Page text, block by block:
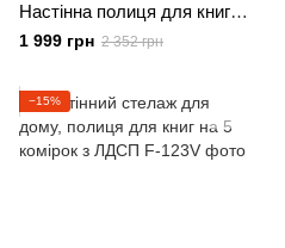
Настінна полиця для книг КОМПЛЕКТ (4 штуки) з ДСП (4 КОЛЬОРИ) 600x600x150 мм
1 999 грн 2 352 грн
−15%